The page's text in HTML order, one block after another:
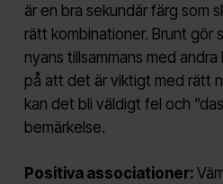
är en bra sekundär färg som
rätt kombinationer. Brunt gör
nyans tillsammans med
på att det är viktigt med rätt
kan det bli väldigt fel och
bemärkelse.
Positiva associationer: